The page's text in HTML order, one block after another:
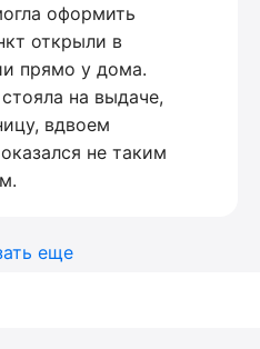
оформить
открыли в
прямо у дома.
на выдаче,
вдвоем
не таким
еще